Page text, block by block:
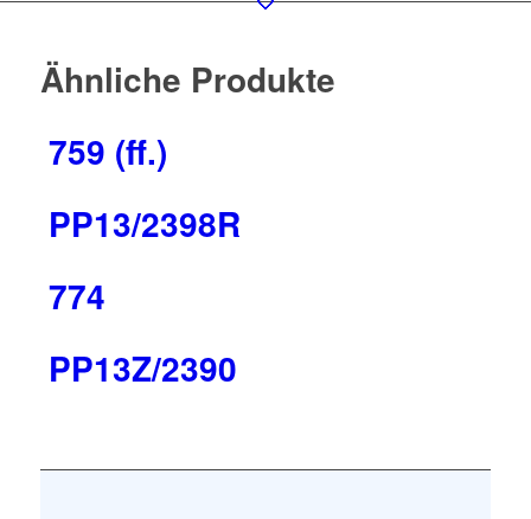
Ähnliche Produkte
759 (ff.)
PP13/2398R
774
PP13Z/2390